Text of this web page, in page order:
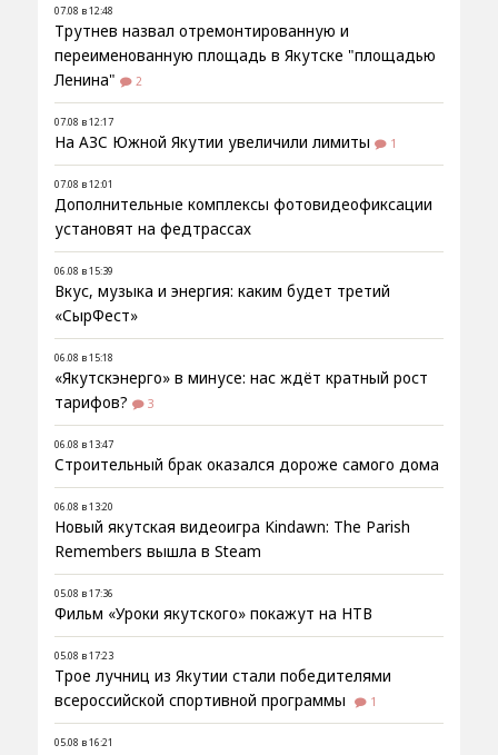
07.08 в 12:48
Трутнев назвал отремонтированную и
переименованную площадь в Якутске "площадью
Ленина"
2
07.08 в 12:17
На АЗС Южной Якутии увеличили лимиты 1
07.08 в 12:01
Дополнительные комплексы фотовидеофиксации
установят на федтрассах
06.08 в 15:39
Вкус, музыка и энергия: каким будет третий
«СырФест»
06.08 в 15:18
«Якутскэнерго» в минусе: нас ждёт кратный рост
тарифов?
3
06.08 в 13:47
Строительный брак оказался дороже самого дома
06.08 в 13:20
Новый якутская видеоигра Kindawn: The Parish
Remembers вышла в Steam
05.08 в 17:36
Фильм «Уроки якутского» покажут на НТВ
05.08 в 17:23
Трое лучниц из Якутии стали победителями
всероссийской спортивной программы
1
05.08 в 16:21